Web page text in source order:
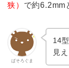
狭） で約6.2mm
ぱそろぐま
14
見